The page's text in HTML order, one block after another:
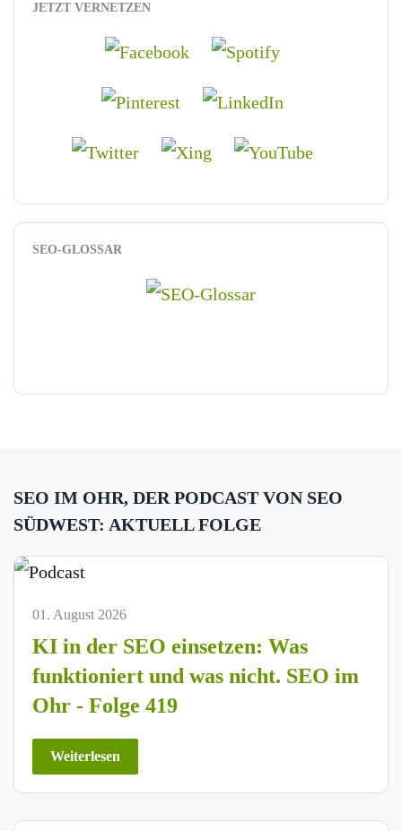
JETZT VERNETZEN
SEO-GLOSSAR
SEO IM OHR, DER PODCAST VON SEO
SÜDWEST: AKTUELL FOLGE
01. August 2026
KI in der SEO einsetzen: Was
funktioniert und was nicht. SEO im
Ohr - Folge 419
Weiterlesen